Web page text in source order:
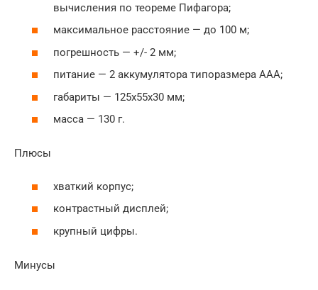
вычисления по теореме Пифагора;
максимальное расстояние — до 100 м;
погрешность — +/- 2 мм;
питание — 2 аккумулятора типоразмера ААА;
габариты — 125х55х30 мм;
масса — 130 г.
Плюсы
хваткий корпус;
контрастный дисплей;
крупный цифры.
Минусы